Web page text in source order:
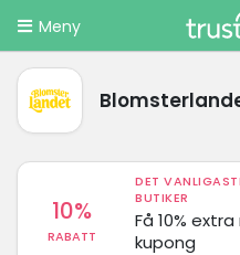
Meny
10%
RABATT
DET
BUTIKER
Få 10%
kupong